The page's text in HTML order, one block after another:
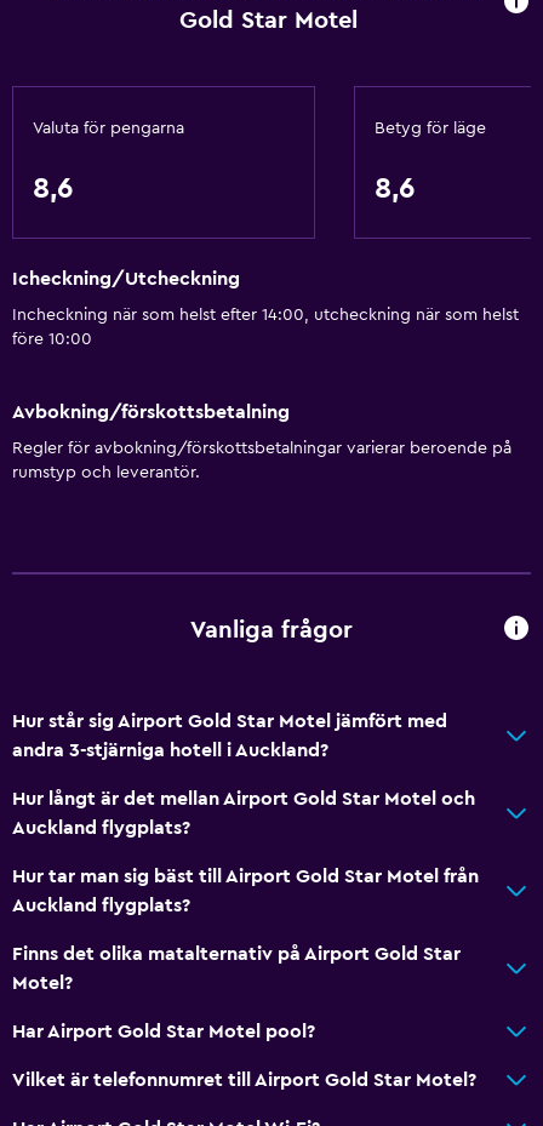
Handdukar/lakan (extra kostnad)
Elektrisk vattenkokare
Delat kök
Köksutrustning
Spishäll
Vattenkokare
Familjerum
Ljudisolerade rum
Heltäckningsmatta
Utsikt över poolen
Badrum
Dusch
Gold Star Motel
Valuta för pengarna
8,6
Betyg för läge
8,6
Icheckning/Utcheckning
Incheckning när som helst efter 14:00, utcheckning när som helst
före 10:00
Avbokning/förskottsbetalning
Regler för avbokning/förskottsbetalningar varierar beroende på
rumstyp och leverantör.
Vanliga frågor
Hur står sig Airport Gold Star Motel jämfört med
andra 3-stjärniga hotell i Auckland?
Hur långt är det mellan Airport Gold Star Motel och
Auckland flygplats?
Hur tar man sig bäst till Airport Gold Star Motel från
Auckland flygplats?
Finns det olika matalternativ på Airport Gold Star
Motel?
Har Airport Gold Star Motel pool?
Vilket är telefonnumret till Airport Gold Star Motel?